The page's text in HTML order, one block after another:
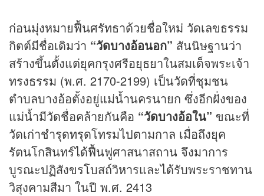
ก่อนมุ่งหมายฟื้นศรัทธาด้วยชื่อใหม่ วัดเลขธรรม
กิตต์มีชื่อเดิมว่า “วัดบางอ้อนอก” สันนิษฐานว่า
สร้างขึ้นตั้งแต่ยุคกรุงศรีอยุธยาในสมเด็จพระเจ้า
ทรงธรรม (พ.ศ. 2170-2199) เป็นวัดที่ชุมชน
ตำบลบางอ้อตั้งอยู่แม่น้ำนครนายก ซึ่งอีกฝั่งของ
แม่น้ำมีวัดชื่อคล้ายกันคือ “วัดบางอ้อใน” ขณะที่
วัดเก่าชำรุดทรุดโทรมไปตามกาล เมื่อถึงยุค
รัตนโกสินทร์ได้ฟื้นฟูศาสนาสถาน จึงมาการ
บูรณะปฏิสังขรโบสถ์วิหารและได้รับพระราชทาน
วิสุงคามสีมา ในปี พ.ศ. 2413